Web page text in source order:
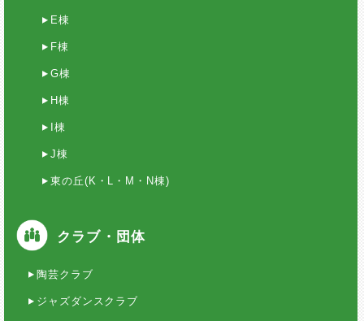
E棟
F棟
G棟
H棟
I棟
J棟
東の丘(K・L・M・N棟)
クラブ・団体
陶芸クラブ
ジャズダンスクラブ